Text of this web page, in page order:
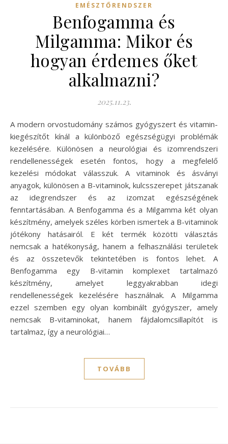
EMÉSZTŐRENDSZER
Benfogamma és
Milgamma: Mikor és
hogyan érdemes őket
alkalmazni?
2025.11.23.
A modern orvostudomány számos gyógyszert és vitamin-
kiegészítőt kínál a különböző egészségügyi problémák
kezelésére. Különösen a neurológiai és izomrendszeri
rendellenességek esetén fontos, hogy a megfelelő
kezelési módokat válasszuk. A vitaminok és ásványi
anyagok, különösen a B-vitaminok, kulcsszerepet játszanak
az idegrendszer és az izomzat egészségének
fenntartásában. A Benfogamma és a Milgamma két olyan
készítmény, amelyek széles körben ismertek a B-vitaminok
jótékony hatásairól. E két termék közötti választás
nemcsak a hatékonyság, hanem a felhasználási területek
és az összetevők tekintetében is fontos lehet. A
Benfogamma egy B-vitamin komplexet tartalmazó
készítmény, amelyet leggyakrabban idegi
rendellenességek kezelésére használnak. A Milgamma
ezzel szemben egy olyan kombinált gyógyszer, amely
nemcsak B-vitaminokat, hanem fájdalomcsillapítót is
tartalmaz, így a neurológiai…
TOVÁBB